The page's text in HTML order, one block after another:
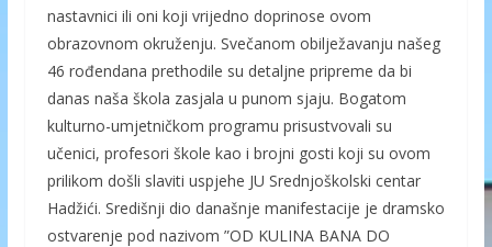
nastavnici ili oni koji vrijedno doprinose ovom
obrazovnom okruženju. Svečanom obilježavanju našeg
46 rođendana prethodile su detaljne pripreme da bi
danas naša škola zasjala u punom sjaju. Bogatom
kulturno-umjetničkom programu prisustvovali su
učenici, profesori škole kao i brojni gosti koji su ovom
prilikom došli slaviti uspjehe JU Srednjoškolski centar
Hadžići. Središnji dio današnje manifestacije je dramsko
ostvarenje pod nazivom ”OD KULINA BANA DO